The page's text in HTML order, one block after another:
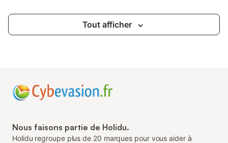
Tout afficher
Nous faisons partie de Holidu.
Holidu regroupe plus de 20 marques pour vous aider à